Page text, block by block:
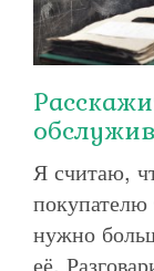
Я считаю,
нужно
её.